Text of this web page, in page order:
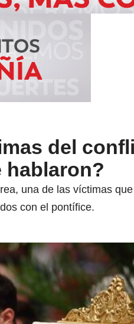
del
hablaron?
una de las víctimas
con el pontífice.